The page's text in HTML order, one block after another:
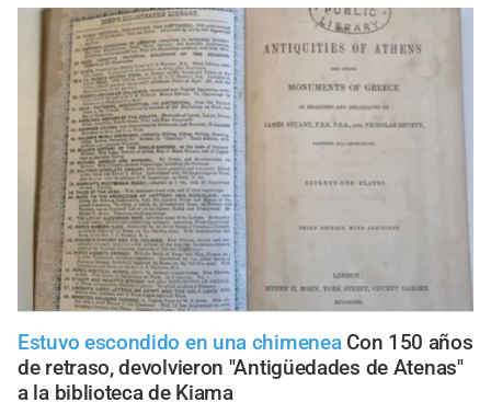
Estuvo escondido en una chimenea Con 150 años
de retraso, devolvieron "Antigüedades de Atenas"
a la biblioteca de Kiama